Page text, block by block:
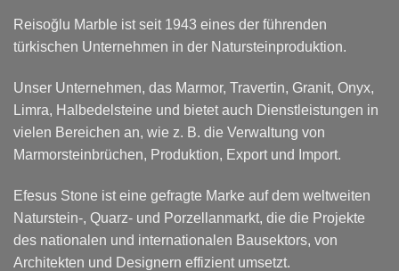
Reisoğlu Marble ist seit 1943 eines der führenden
türkischen Unternehmen in der Natursteinproduktion.
Unser Unternehmen, das Marmor, Travertin, Granit, Onyx,
Limra, Halbedelsteine und bietet auch Dienstleistungen in
vielen Bereichen an, wie z. B. die Verwaltung von
Marmorsteinbrüchen, Produktion, Export und Import.
Efesus Stone ist eine gefragte Marke auf dem weltweiten
Naturstein-, Quarz- und Porzellanmarkt, die die Projekte
des nationalen und internationalen Bausektors, von
Architekten und Designern effizient umsetzt.